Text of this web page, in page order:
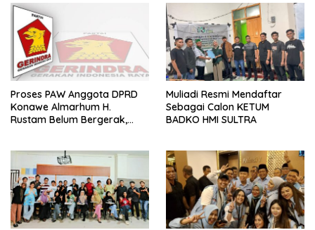
Proses PAW Anggota DPRD
Konawe Almarhum H.
Rustam Belum Bergerak,
Muliadi Resmi Mendaftar
Sebagai Calon KETUM
BADKO HMI SULTRA